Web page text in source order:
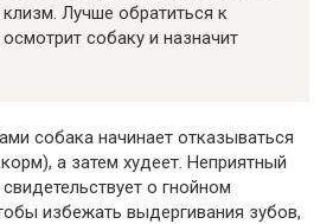
Лучше обратиться к
собаку и назначит
собака начинает отказываться
а затем худеет. Неприятный
о гнойном
избежать выдергивания зубов,